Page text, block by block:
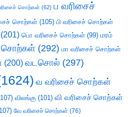
சொற்கள் (62) ப வரிசைச்
சொற்கள் (105) பி வரிசைச் சொற்கள்
(201) பொ வரிசைச் சொற்கள் (99) மரம்
சொற்கள் (292) மா வரிசைச் சொற்கள்
(200) வடசொல் (297)
வ வரிசைச் சொற்கள்
விலங்கு (101) வி வரிசைச் சொற்கள்
வே வரிசைச் சொற்கள் (76)